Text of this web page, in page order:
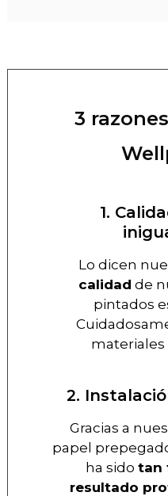
3
1.
Lo dicen
calidad de
pintados
materiales
2.
Gracias a
papel
ha sido tan
resultado